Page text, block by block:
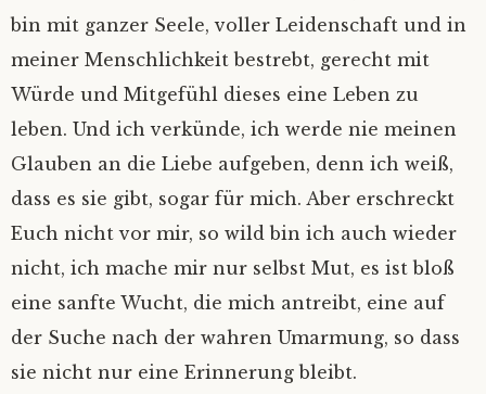
bin mit ganzer Seele, voller Leidenschaft und in
meiner Menschlichkeit bestrebt, gerecht mit
Würde und Mitgefühl dieses eine Leben zu
leben. Und ich verkünde, ich werde nie meinen
Glauben an die Liebe aufgeben, denn ich weiß,
dass es sie gibt, sogar für mich. Aber erschreckt
Euch nicht vor mir, so wild bin ich auch wieder
nicht, ich mache mir nur selbst Mut, es ist bloß
eine sanfte Wucht, die mich antreibt, eine auf
der Suche nach der wahren Umarmung, so dass
sie nicht nur eine Erinnerung bleibt.